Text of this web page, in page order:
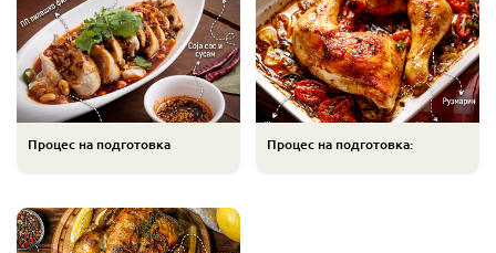
Процес на подготовка Процес на подготовка: